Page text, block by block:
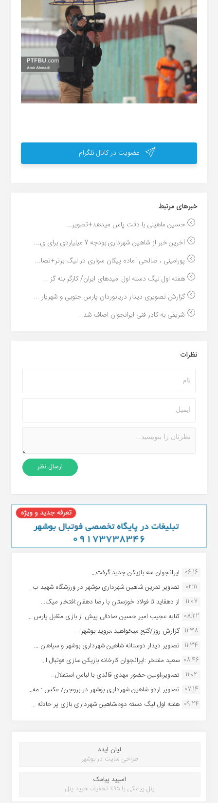
عضویت در کانال تلگرام
خبر‌های مرتبط
حسین ماهینی با دقت پاس میدهد+تصویر...
آخرین خبر از شاهین شهرداری:بودجه 7 میلیاردی برای ی...
پورامینی ، صالحی آماده پیکان سواری در لیگ برتر+تصا...
هفته اول لیگ دسته اول امیدهای ایران/ کارگر بنه گز ...
گزارش تصویرى دیدار دریانوردان پارس جنوبى و شهریار ...
شریفی به کادر فنی ایرانجوان اضاف شد...
نظرات
06:16 ایرانجوان سه بازیکن جدید گرفت...
02:11
تصاویر تمرین شاهین شهردارى بوشهر در ورزشگاه شهید ب...
11:07
از دهقاید تا فولاد خوزستان با رضا دهقان:افتخار میک...
08:22 کنایه عجیب امیر حسین صادقی پیش از بازی مقابل پارس ...
11:38 گزارش روز/گنج میخواهید ،بروید بوشهر!...
11:34 تصاویر دیدار دوستانه شاهین شهردارى بوشهر و سپاهان ...
08:46 سعید مفتخر :ایرانجوان کارخانه بازیکن سازی فوتبال ا...
11:02
تصاویر،اولین حضور مهدی قائدی با لباس استقلال...
07:14 تصاویر اردو شاهین شهرداری بوشهر در بروجن/ عکس : مه...
09:24 هفته اول لیگ دسته دوم،شاهین شهرداری بازی پر حادثه ...
لیان ایده
طراحی سایت در بوشهر
اسپید پیامک
پنل پیامکی با ۹۵٪ تخفیف خرید پنل